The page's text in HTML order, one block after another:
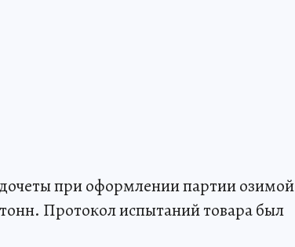
при оформлении партии озимой
Протокол испытаний товара был